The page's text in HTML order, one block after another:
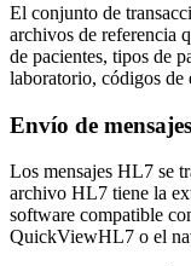
El conjunto de
archivos de referencia
de pacientes, tipos de
laboratorio, códigos de
Envío de mensajes
Los mensajes HL7 se
archivo HL7 tiene la
software compatible
QuickViewHL7 o el